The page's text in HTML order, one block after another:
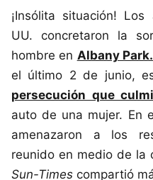
¡Insólita situación!
UU. concretaron la
hombre en Albany Park.
el último 2 de junio,
persecución que
auto de una mujer. En
amenazaron a los
reunido en medio de la
Sun-Times compartió